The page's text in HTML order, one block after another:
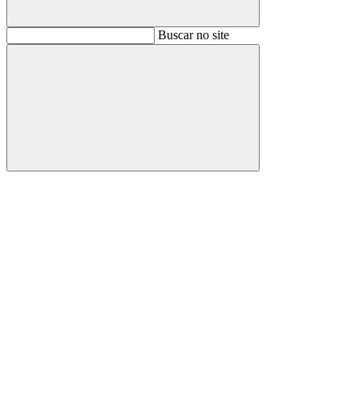
BuscarBuscar no site
Buscar